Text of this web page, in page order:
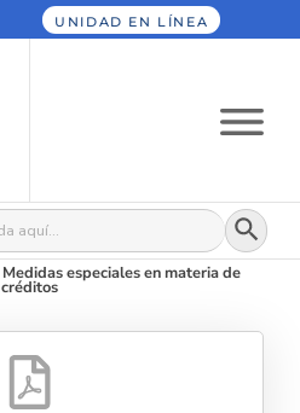
UNIDAD EN LÍNEA
Botón
Medidas especiales en materia de
créditos